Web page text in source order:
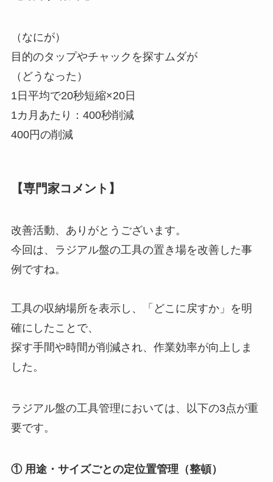
（なにが）
目的のタップやチャックを探すムダが
（どうなった）
1日平均で20秒短縮×20日
1カ月あたり：400秒削減
400円の削減
【専門家コメント】
改善活動、ありがとうございます。
今回は、ラジアル盤の工具の置き場を改善した事
例ですね。
工具の収納場所を表示し、「どこに戻すか」を明
確にしたことで、
探す手間や時間が削減され、作業効率が向上しま
した。
ラジアル盤の工具管理においては、以下の3点が重
要です。
① 用途・サイズごとの定位置管理（整頓）